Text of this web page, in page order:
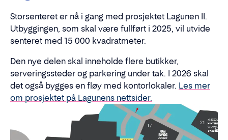
Storsenteret er nå i gang med prosjektet Lagunen II.
Utbyggingen, som skal være fullført i 2025, vil utvide
senteret med 15 000 kvadratmeter.
Den nye delen skal inneholde flere butikker,
serveringssteder og parkering under tak. I 2026 skal
det også bygges en fløy med kontorlokaler. Les mer
om prosjektet på Lagunens nettsider.